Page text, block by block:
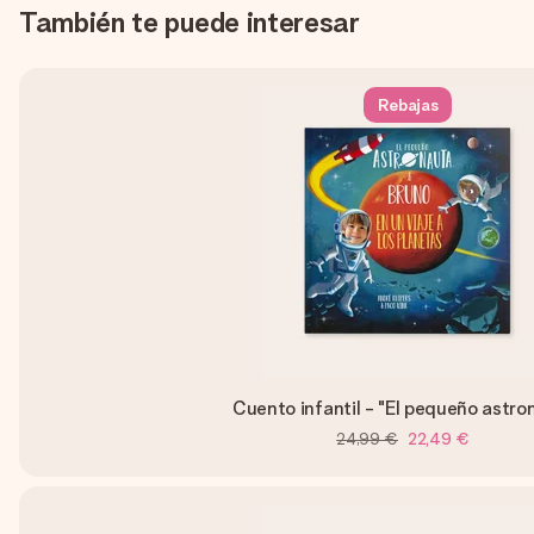
También te puede interesar
Rebajas
Cuento infantil - "El pequeño
24,99 € 22,49 €